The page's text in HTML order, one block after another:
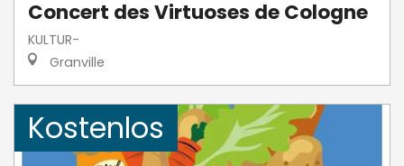
Concert des Virtuoses de Cologne
KULTUR-
Granville
Kostenlos